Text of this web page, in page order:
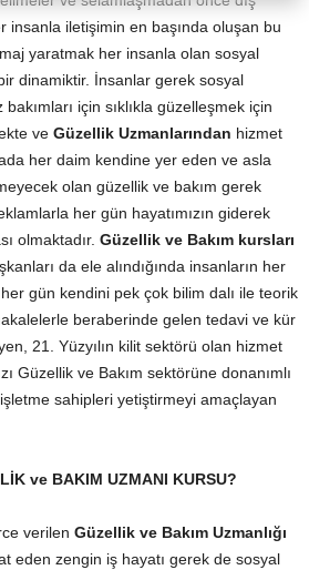
insanla iletişimin en başında oluşan bu
yaratmak her insanla olan sosyal
dinamiktir. İnsanlar gerek sosyal
için sıklıkla güzelleşmek için
ve Güzellik Uzmanlarından hizmet
her daim kendine yer eden ve asla
olan güzellik ve bakım gerek
her gün hayatımızın giderek
olmaktadır. Güzellik ve Bakım kursları
da ele alındığında insanların her
gün kendini pek çok bilim dalı ile teorik
beraberinde gelen tedavi ve kür
21. Yüzyılın kilit sektörü olan hizmet
Güzellik ve Bakım sektörüne donanımlı
sahipleri yetiştirmeyi amaçlayan
ve BAKIM UZMANI KURSU?
verilen Güzellik ve Bakım Uzmanlığı
eden zengin iş hayatı gerek de sosyal